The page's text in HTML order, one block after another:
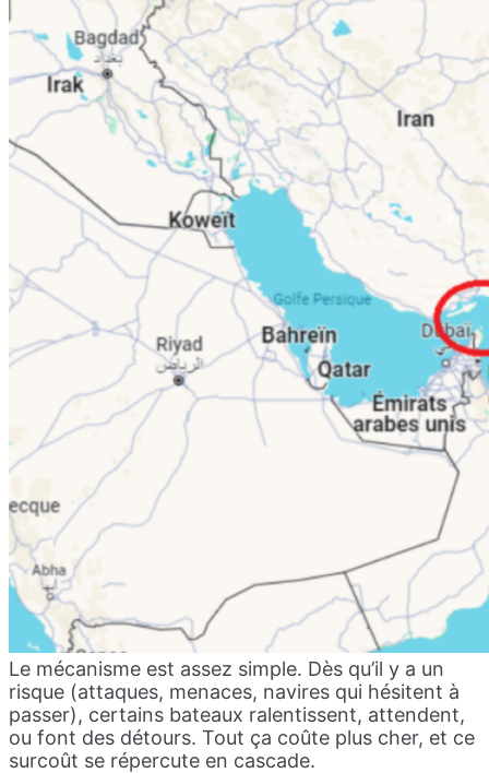
Le mécanisme est assez simple. Dès qu’il y a un
risque (attaques, menaces, navires qui hésitent à
passer), certains bateaux ralentissent, attendent,
ou font des détours. Tout ça coûte plus cher, et ce
surcoût se répercute en cascade.